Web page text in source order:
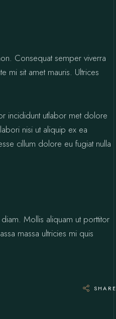
Consequat semper viverra
mi sit amet mauris. Ultrices
incididunt utlabor met dolore
nisi ut aliquip ex ea
cillum dolore eu fugiat nulla
Mollis aliquam ut porttitor
massa ultricies mi quis
SHARE